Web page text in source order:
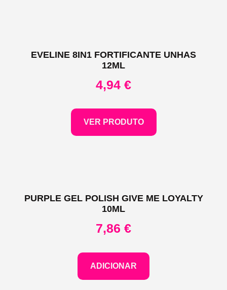
EVELINE 8IN1 FORTIFICANTE UNHAS
12ML
4,94 €
VER PRODUTO
PURPLE GEL POLISH GIVE ME LOYALTY
10ML
7,86 €
ADICIONAR